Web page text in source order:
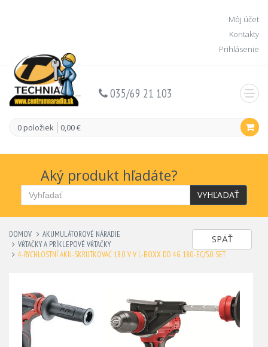
Môj účet
Kontakty
Prihlásenie
0 položiek 0,00 €
035/69 21 103
Aký produkt hľadáte?
VYHĽADAŤ
SPÄŤ
DOMOV
AKUMULÁTOROVÉ NÁRADIE
VŔTAČKY A PRÍKLEPOVÉ VŔTAČKY
4-RYCHLOSTNÍ AKU-SKRUTKOVAČ 18,0 V V L-BOXX DD 4G 18.0-EC/5.0 SET